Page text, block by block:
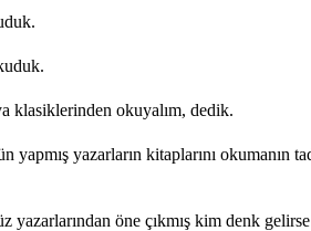
klasiklerinden okuyalım, dedik.
yapmış yazarların kitaplarını okumanın
yazarlarından öne çıkmış kim denk